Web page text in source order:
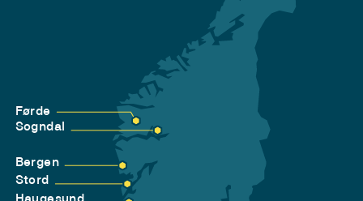
Førde
Sogndal
Bergen
Stord